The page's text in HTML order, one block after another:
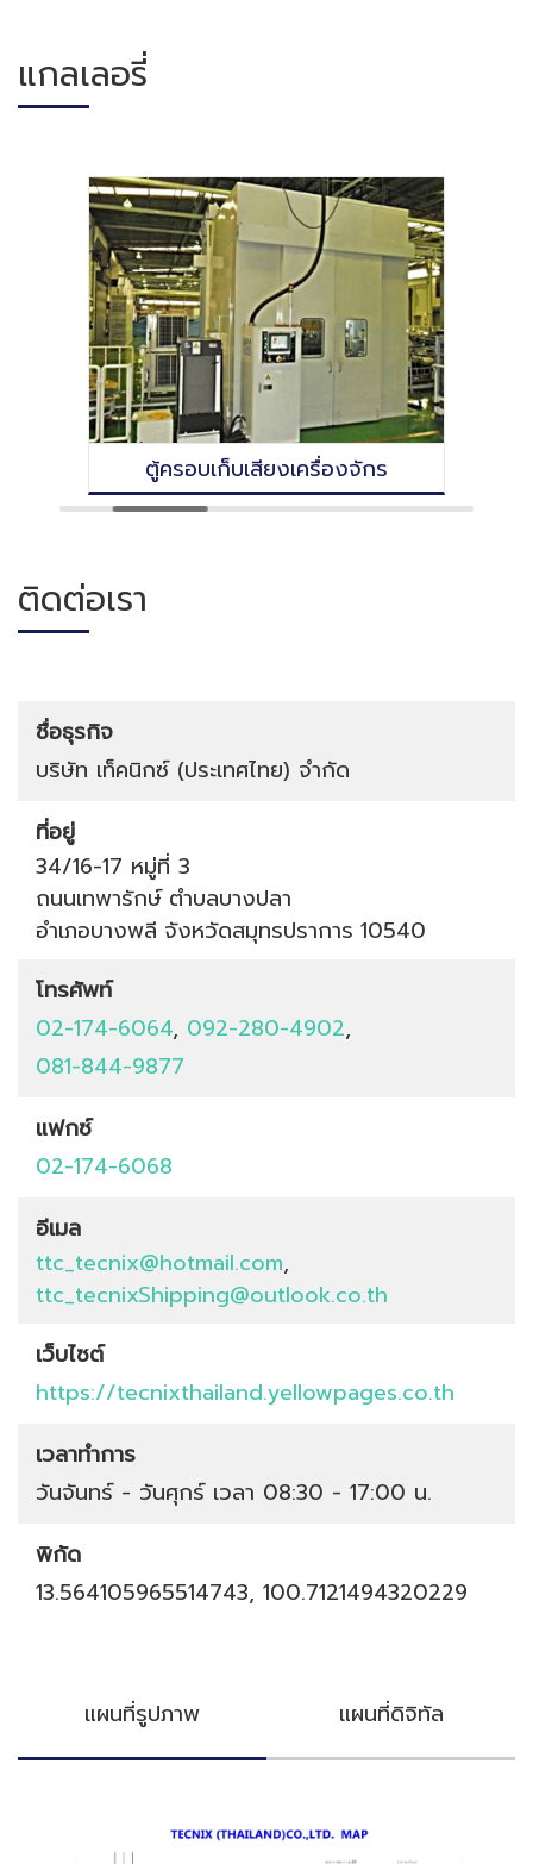
แกลเลอรี่
ตู้ครอบเก็บเสียงเครื่องจักร
ติดต่อเรา
ชื่อธุรกิจ
บริษัท เท็คนิกซ์ (ประเทศไทย) จำกัด
ที่อยู่
34/16-17 หมู่ที่ 3
ถนนเทพารักษ์ ตำบลบางปลา
อำเภอบางพลี จังหวัดสมุทรปราการ 10540
โทรศัพท์
02-174-6064, 092-280-4902,
081-844-9877
แฟกซ์
02-174-6068
อีเมล
ttc_tecnix@hotmail.com,
ttc_tecnixShipping@outlook.co.th
เว็บไซต์
https://tecnixthailand.yellowpages.co.th
เวลาทำการ
วันจันทร์ - วันศุกร์ เวลา 08:30 - 17:00 น.
พิกัด
13.564105965514743, 100.7121494320229
แผนที่รูปภาพ แผนที่ดิจิทัล